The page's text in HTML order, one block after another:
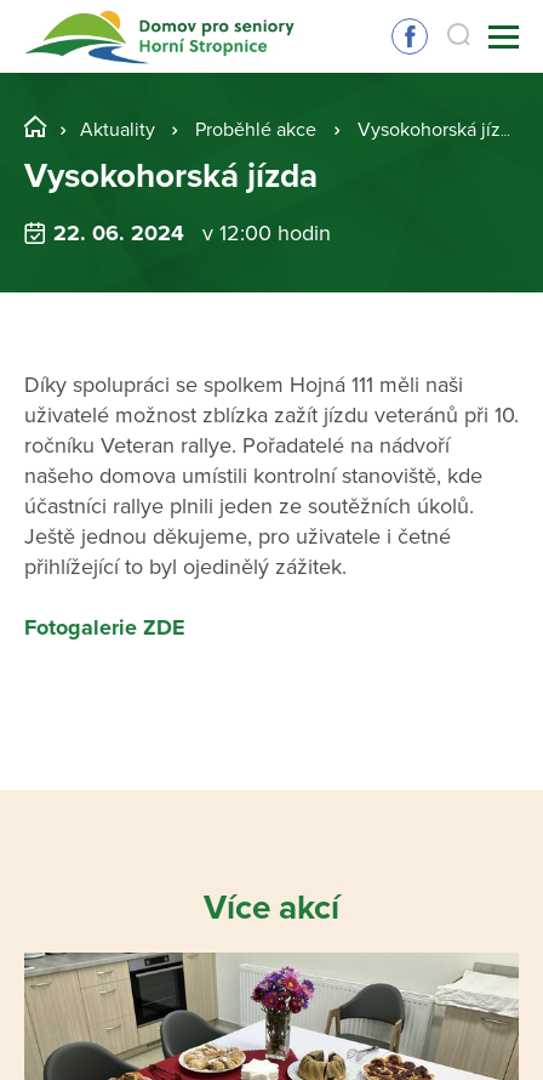
Aktuality Proběhlé akce Vysokohorská jízda
Vysokohorská jízda
22. 06. 2024 v 12:00 hodin
Díky spolupráci se spolkem Hojná 111 měli naši
uživatelé možnost zblízka zažít jízdu veteránů při 10.
ročníku Veteran rallye. Pořadatelé na nádvoří
našeho domova umístili kontrolní stanoviště, kde
účastníci rallye plnili jeden ze soutěžních úkolů.
Ještě jednou děkujeme, pro uživatele i četné
přihlížející to byl ojedinělý zážitek.
Fotogalerie ZDE
Více akcí